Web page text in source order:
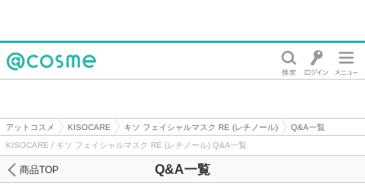
アットコスメ KISOCARE キソ フェイシャルマスク RE (レチノール)
Q&A一覧
KISOCARE / キソ フェイシャルマスク RE (レチノール) Q&A一覧
Q&A一覧
商品TOP